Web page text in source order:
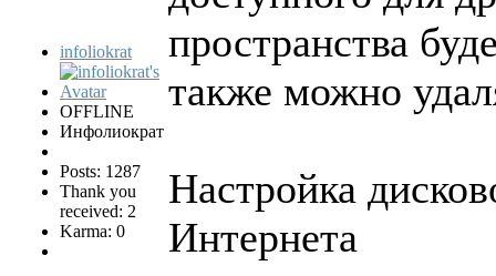
infoliokrat
OFFLINE
Инфолиократ
Posts: 1287
Thank you
received: 2
Karma: 0
пространства
также можно
Настройка
Интернета